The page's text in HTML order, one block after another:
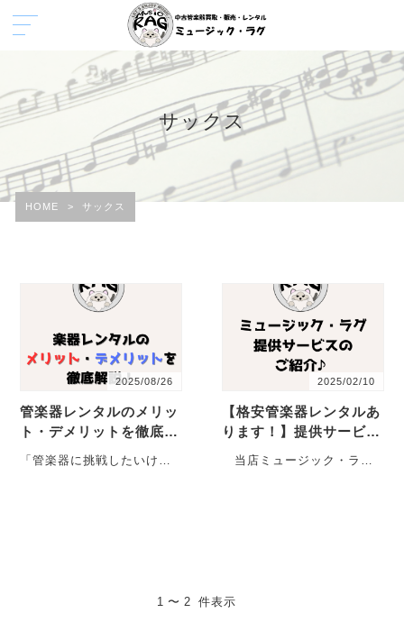
サックス
HOME > サックス
2025/08/26
管楽器レンタルのメリッ
ト・デメリットを徹底解
説！
「管楽器に挑戦したいけれ
2025/02/10
【格安管楽器レンタルあ
ります！】提供サービス
のご紹介
当店ミュージック・ラグ
1 〜 2 件表示